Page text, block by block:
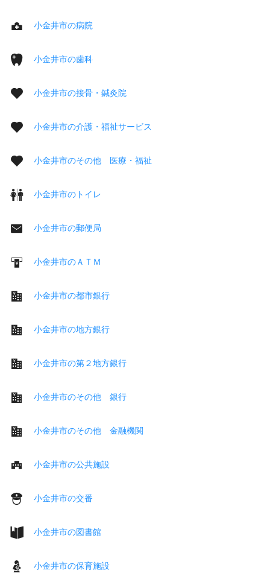
小金井市の病院
小金井市の歯科
小金井市の接骨・鍼灸院
小金井市の介護・福祉サービス
小金井市のその他 医療・福祉
小金井市のトイレ
小金井市の郵便局
小金井市のＡＴＭ
小金井市の都市銀行
小金井市の地方銀行
小金井市の第２地方銀行
小金井市のその他 銀行
小金井市のその他 金融機関
小金井市の公共施設
小金井市の交番
小金井市の図書館
小金井市の保育施設